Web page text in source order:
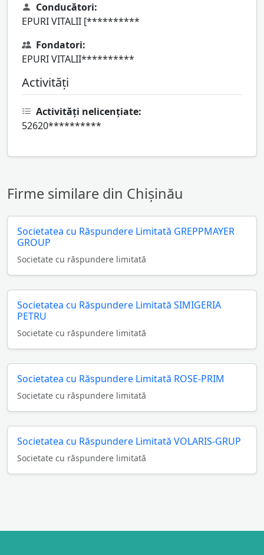
Conducători:
EPURI VITALII [**********
Fondatori:
EPURI VITALII**********
Activități
Activități nelicențiate:
52620**********
Firme similare din Chișinău
Societatea cu Răspundere Limitată GREPPMAYER
GROUP
Societate cu răspundere limitată
Societatea cu Răspundere Limitată SIMIGERIA
PETRU
Societate cu răspundere limitată
Societatea cu Răspundere Limitată ROSE-PRIM
Societate cu răspundere limitată
Societatea cu Răspundere Limitată VOLARIS-GRUP
Societate cu răspundere limitată